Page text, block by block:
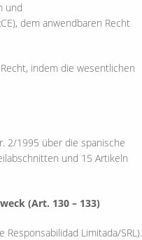
und
dem anwendbaren Recht
indem die wesentlichen
2/1995 über die spanische
und 15 Artikeln
(Art. 130 – 133)
Responsabilidad Limitada/SRL).